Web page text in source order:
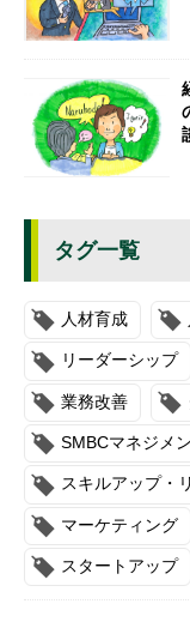
タグ一覧
人材育成
リーダーシップ
業務改善
SMBCマネジメ
スキルアップ・
マーケティング
スタートアップ